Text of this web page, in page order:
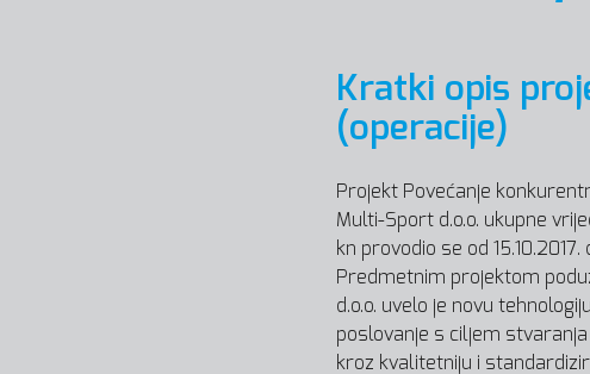
Kratki opis
(operacije)
Projekt Povećanje
Multi-Sport d.o.o. ukupne
kn provodio se od 15.10.2017.
Predmetnim projektom
d.o.o. uvelo je novu
poslovanje s ciljem
kroz kvalitetniju i